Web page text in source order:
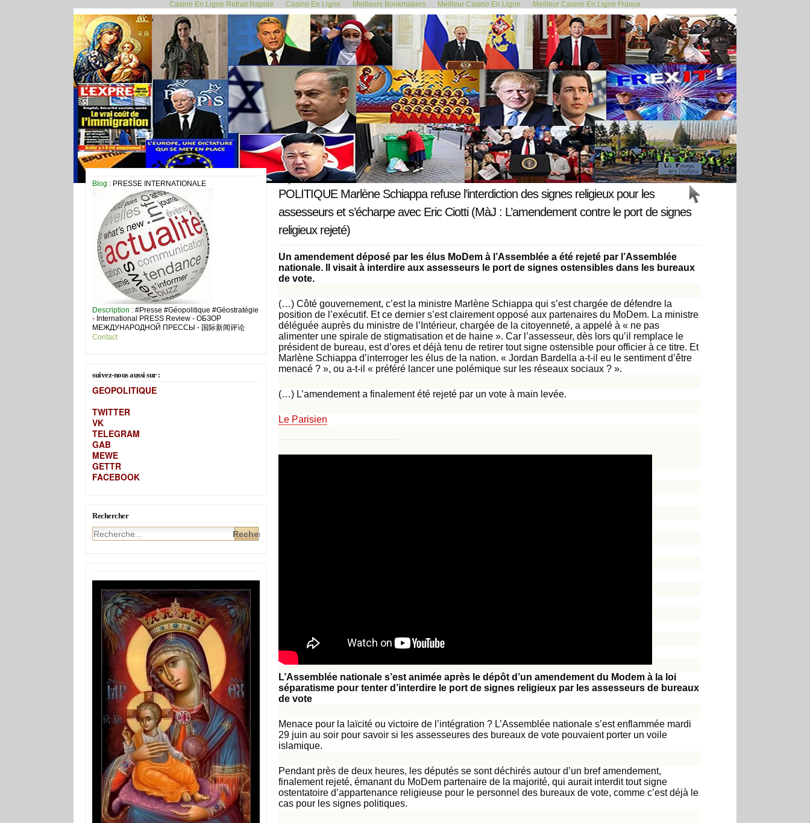
Casino En Ligne Retrait Rapide Casino En Ligne Meilleurs Bookmakers Meilleur Casino En Ligne Meilleur Casino En Ligne France
Blog : PRESSE INTERNATIONALE
Description : #Presse #Géopolitique #Géostratégie
- International PRESS Review - ОБЗОР
МЕЖДУНАРОДНОЙ ПРЕССЫ - 国际新闻评论
Contact
suivez-nous aussi sur :
GEOPOLITIQUE
TWITTER
VK
TELEGRAM
GAB
MEWE
GETTR
FACEBOOK
Rechercher
<< La loi bioéthique a été adopté... Montréal : le père menaçait... >>
30 juin 2021
POLITIQUE Marlène Schiappa refuse l’interdiction des signes religieux pour les
assesseurs et s’écharpe avec Eric Ciotti (MàJ : L’amendement contre le port de signes
religieux rejeté)
Un amendement déposé par les élus MoDem à l’Assemblée a été rejeté par l’Assemblée
nationale. Il visait à interdire aux assesseurs le port de signes ostensibles dans les bureaux
de vote.
(…) Côté gouvernement, c’est la ministre Marlène Schiappa qui s’est chargée de défendre la
position de l’exécutif. Et ce dernier s’est clairement opposé aux partenaires du MoDem. La ministre
déléguée auprès du ministre de l’Intérieur, chargée de la citoyenneté, a appelé à « ne pas
alimenter une spirale de stigmatisation et de haine ». Car l’assesseur, dès lors qu’il remplace le
président de bureau, est d’ores et déjà tenu de retirer tout signe ostensible pour officier à ce titre. Et
Marlène Schiappa d’interroger les élus de la nation. « Jordan Bardella a-t-il eu le sentiment d’être
menacé ? », ou a-t-il « préféré lancer une polémique sur les réseaux sociaux ? ».
(…) L’amendement a finalement été rejeté par un vote à main levée.
Le Parisien
L’Assemblée nationale s’est animée après le dépôt d’un amendement du Modem à la loi
séparatisme pour tenter d’interdire le port de signes religieux par les assesseurs de bureaux
de vote
Menace pour la laïcité ou victoire de l’intégration ? L’Assemblée nationale s’est enflammée mardi
29 juin au soir pour savoir si les assesseures des bureaux de vote pouvaient porter un voile
islamique.
Pendant près de deux heures, les députés se sont déchirés autour d’un bref amendement,
finalement rejeté, émanant du MoDem partenaire de la majorité, qui aurait interdit tout signe
ostentatoire d’appartenance religieuse pour le personnel des bureaux de vote, comme c’est déjà le
cas pour les signes politiques.